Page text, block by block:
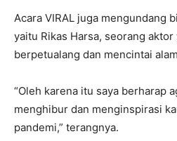
Acara VIRAL juga mengundang
yaitu Rikas Harsa, seorang aktor
berpetualang dan mencintai
“Oleh karena itu saya berharap
menghibur dan menginspirasi
pandemi,” terangnya.